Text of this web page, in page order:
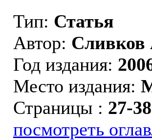
Тип: Статья
Автор: Сливков
Год издания:
Место издания:
Страницы : 27-38
посмотреть